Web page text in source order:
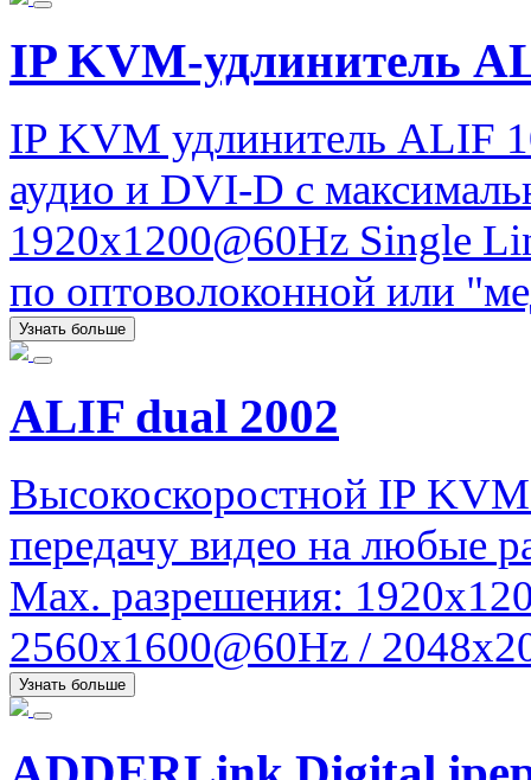
IP KVM-удлинитель
IP KVM удлинитель ALIF
аудио и DVI-D с
1920x1200@60Hz Single
по оптоволоконной или
Узнать больше
ALIF dual 2002
Высокоскоростной IP
передачу видео на любые
Max. разрешения:
2560x1600@60Hz /
Узнать больше